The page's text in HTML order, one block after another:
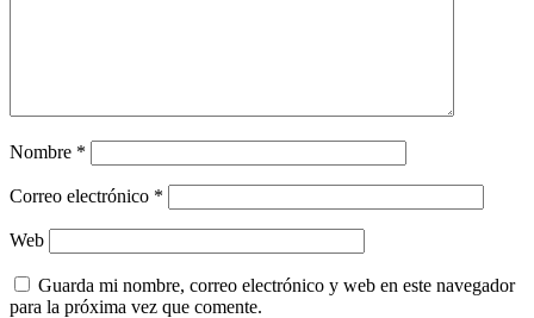
Nombre *
Correo electrónico *
Web
Guarda mi nombre, correo electrónico y web en este navegador
para la próxima vez que comente.